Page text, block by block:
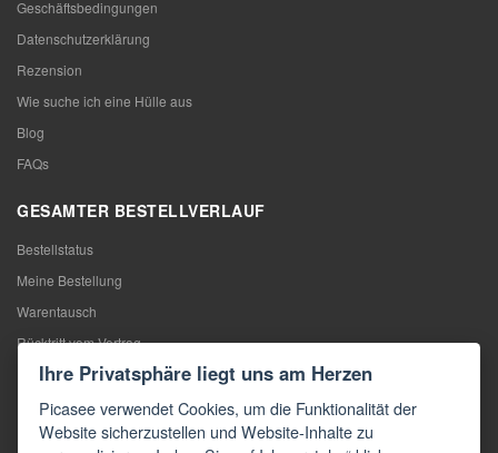
Geschäftsbedingungen
Datenschutzerklärung
Rezension
Wie suche ich eine Hülle aus
Blog
FAQs
GESAMTER BESTELLVERLAUF
Bestellstatus
Meine Bestellung
Warentausch
Rücktritt vom Vertrag
Reklamation
KONTAKTE
Ihre Privatsphäre liegt uns am Herzen
Picasee verwendet Cookies, um die Funktionalität der
Website sicherzustellen und Website-Inhalte zu